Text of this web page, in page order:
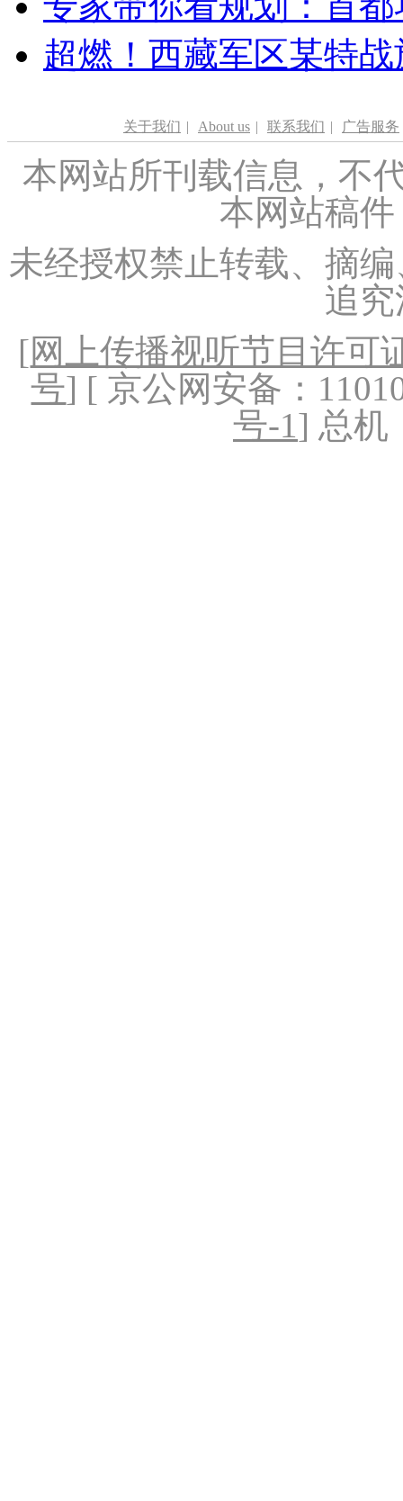
超燃！西藏军区某特
关于我们 | About us | 联系我们 | 广告服务
本网站所刊载信息，不
本网站稿
未经授权禁止转载、摘
追
[网上传播视听节目许可
号] [ 京公网安备：
号-1] 总机